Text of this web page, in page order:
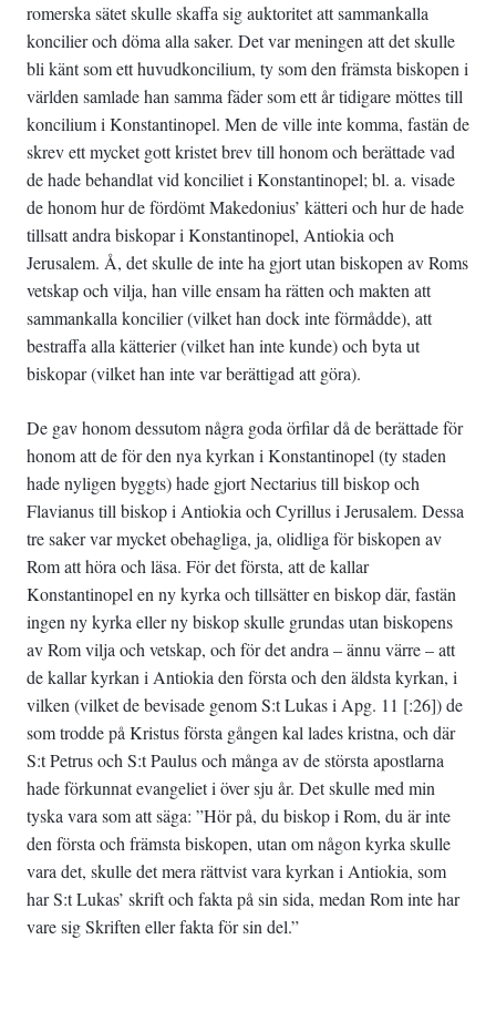
romerska sätet skulle skaffa sig auktoritet att sammankalla
koncilier och döma alla saker. Det var meningen att det skulle
bli känt som ett huvudkoncilium, ty som den främsta biskopen i
världen samlade han samma fäder som ett år tidigare möttes till
koncilium i Konstantinopel. Men de ville inte komma, fastän de
skrev ett mycket gott kristet brev till honom och berättade vad
de hade behandlat vid konciliet i Konstantinopel; bl. a. visade
de honom hur de fördömt Makedonius’ kätteri och hur de hade
tillsatt andra biskopar i Konstantinopel, Antiokia och
Jerusalem. Å, det skulle de inte ha gjort utan biskopen av Roms
vetskap och vilja, han ville ensam ha rätten och makten att
sammankalla koncilier (vilket han dock inte förmådde), att
bestraffa alla kätterier (vilket han inte kunde) och byta ut
biskopar (vilket han inte var berättigad att göra).
De gav honom dessutom några goda örfilar då de berättade för
honom att de för den nya kyrkan i Konstantinopel (ty staden
hade nyligen byggts) hade gjort Nectarius till biskop och
Flavianus till biskop i Antiokia och Cyrillus i Jerusalem. Dessa
tre saker var mycket obehagliga, ja, olidliga för biskopen av
Rom att höra och läsa. För det första, att de kallar
Konstantinopel en ny kyrka och tillsätter en biskop där, fastän
ingen ny kyrka eller ny biskop skulle grundas utan biskopens
av Rom vilja och vetskap, och för det andra – ännu värre – att
de kallar kyrkan i Antiokia den första och den äldsta kyrkan, i
vilken (vilket de bevisade genom S:t Lukas i Apg. 11 [:26]) de
som trodde på Kristus första gången kal­ lades kristna, och där
S:t Petrus och S:t Paulus och många av de största apostlarna
hade förkunnat evangeliet i över sju år. Det skulle med min
tyska vara som att säga: ”Hör på, du biskop i Rom, du är inte
den första och främsta biskopen, utan om någon kyrka skulle
vara det, skulle det mera rättvist vara kyrkan i Antiokia, som
har S:t Lukas’ skrift och fakta på sin sida, medan Rom inte har
vare sig Skriften eller fakta för sin del.”